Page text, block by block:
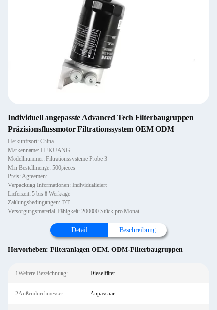
Individuell angepasste Advanced Tech Filterbaugruppen
Präzisionsflussmotor Filtrationssystem OEM ODM
Herkunftsort: China
Markenname: HEKUANG
Modellnummer: Filtrationssysteme Probe 3
Min Bestellmenge: 500pieces
Preis: Agreement
Verpackung Informationen: Individualisiert
Lieferzeit: 5 bis 8 Werktage
Zahlungsbedingungen: T/T
Versorgungsmaterial-Fähigkeit: 200000 Stück pro Monat
Detail Beschreibung
Hervorheben: Filteranlagen OEM, ODM-Filterbaugruppen
1Weitere Bezeichnung: Dieselfilter
2Außendurchmesser: Anpassbar